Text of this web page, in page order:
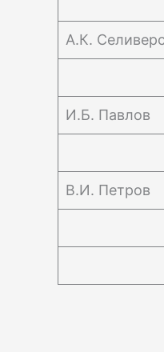
А.К.
И.Б. Павлов
В.И. Петров